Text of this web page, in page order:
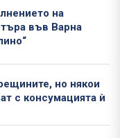
на
във Варна
но някои
с консумацията ѝ